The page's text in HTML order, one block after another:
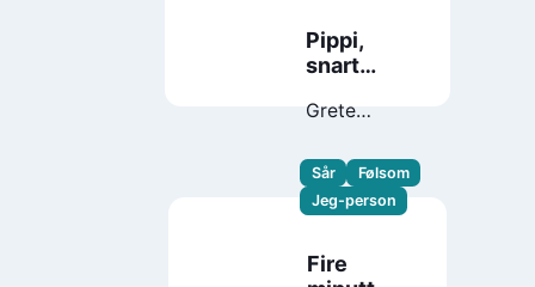
Pippi,
snart
Grete
Jenseg
Sår
Følsom
Jeg-person
Fire